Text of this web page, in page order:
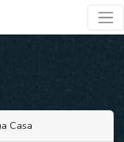
Casa